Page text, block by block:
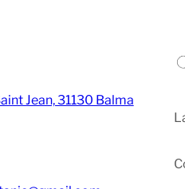
Jean, 31130 Balma